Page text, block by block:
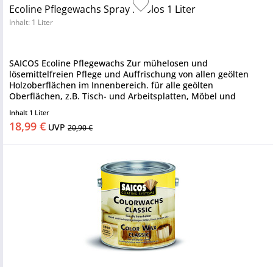
Ecoline Pflegewachs Spray farblos 1 Liter
Inhalt: 1 Liter
SAICOS Ecoline Pflegewachs Zur mühelosen und
lösemittelfreien Pflege und Auffrischung von allen geölten
Holzoberflächen im Innenbereich. für alle geölten
Oberflächen, z.B. Tisch- und Arbeitsplatten, Möbel und
andere Holzgegenstände...
Inhalt 1 Liter
18,99 € UVP 20,90 €